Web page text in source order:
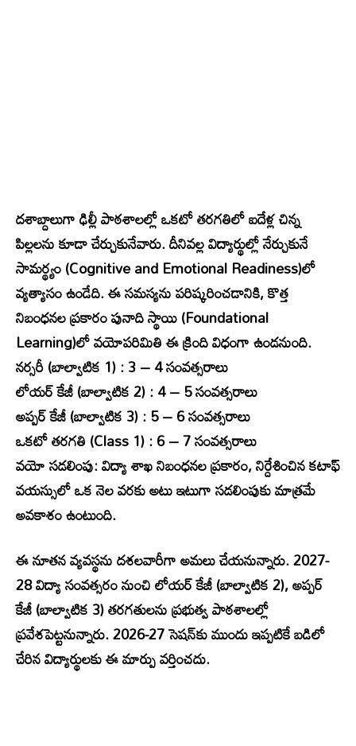
దశాబ్దాలుగా ఢిల్లీ పాఠశాలల్లో ఒకటో తరగతిలో ఐదేళ్ల చిన్న
పిల్లలను కూడా చేర్చుకునేవారు. దీనివల్ల విద్యార్థుల్లో నేర్చుకునే
సామర్థ్యం (Cognitive and Emotional Readiness)లో
వ్యత్యాసం ఉండేది. ఈ సమస్యను పరిష్కరించడానికి, కొత్త
నిబంధనల ప్రకారం పునాది స్థాయి (Foundational
Learning)లో వయోపరిమితి ఈ క్రింది విధంగా ఉండనుంది.
నర్సరీ (బాల్వాటిక 1) : 3 – 4 సంవత్సరాలు
లోయర్ కేజీ (బాల్వాటిక 2) : 4 – 5 సంవత్సరాలు
అప్పర్ కేజీ (బాల్వాటిక 3) : 5 – 6 సంవత్సరాలు
ఒకటో తరగతి (Class 1) : 6 – 7 సంవత్సరాలు
వయో సడలింపు: విద్యా శాఖ నిబంధనల ప్రకారం, నిర్దేశించిన కటాఫ్
వయస్సులో ఒక నెల వరకు అటు ఇటుగా సడలింపుకు మాత్రమే
అవకాశం ఉంటుంది.
ఈ నూతన వ్యవస్థను దశలవారీగా అమలు చేయనున్నారు. 2027-
28 విద్యా సంవత్సరం నుంచి లోయర్ కేజీ (బాల్వాటిక 2), అప్పర్
కేజీ (బాల్వాటిక 3) తరగతులను ప్రభుత్వ పాఠశాలల్లో
ప్రవేశపెట్టనున్నారు. 2026-27 సెషన్‌కు ముందు ఇప్పటికే బడిలో
చేరిన విద్యార్థులకు ఈ మార్పు వర్తించదు.